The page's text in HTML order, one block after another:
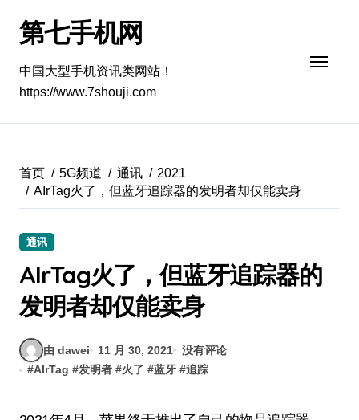
第七手机网
中国大型手机资讯类网站！
https://www.7shouji.com
首页 5G频道 通讯
2021
AIrTag火了，但蓝牙追踪器的发明者却仅能卖身
通讯
AIrTag火了，但蓝牙追踪器的
发明者却仅能卖身
由 dawei 11 月 30, 2021
没有评论
#AIrTag #发明者 #火了 #蓝牙 #追踪